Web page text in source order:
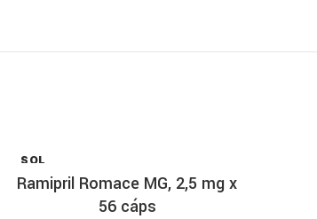
SOL
T
Ramipril Romace MG, 2,5 mg x
56 cáps